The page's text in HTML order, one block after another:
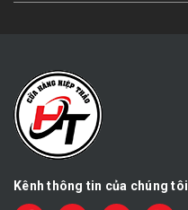
Kênh thông tin của chúng tôi